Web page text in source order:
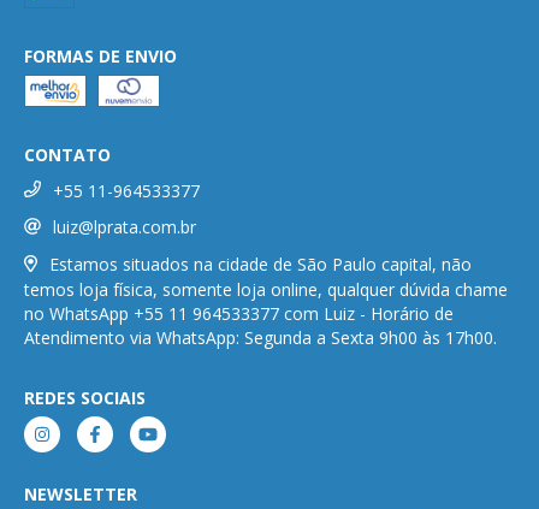
FORMAS DE ENVIO
CONTATO
+55 11-964533377
luiz@lprata.com.br
Estamos situados na cidade de São Paulo capital, não
temos loja física, somente loja online, qualquer dúvida chame
no WhatsApp +55 11 964533377 com Luiz - Horário de
Atendimento via WhatsApp: Segunda a Sexta 9h00 às 17h00.
REDES SOCIAIS
NEWSLETTER